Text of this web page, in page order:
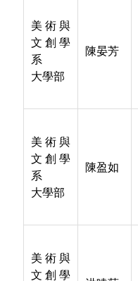
美術與
文創學
系
大學部
陳晏芳
美術與
文創學
系
大學部
陳盈如
美術與
文創學